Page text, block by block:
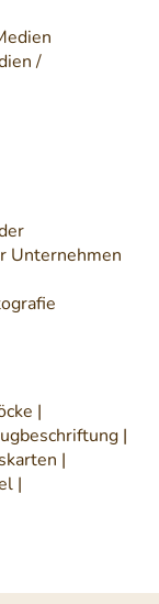
/
Unternehmen
|
|
|
|